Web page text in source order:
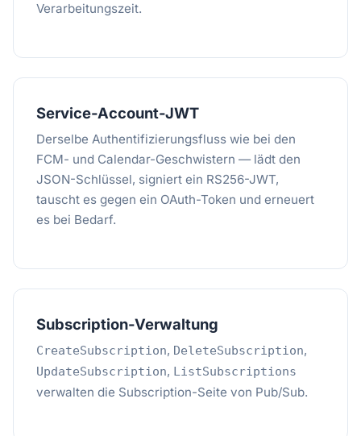
Verarbeitungszeit.
Service-Account-JWT
Derselbe Authentifizierungsfluss wie bei den
FCM- und Calendar-Geschwistern — lädt den
JSON-Schlüssel, signiert ein RS256-JWT,
tauscht es gegen ein OAuth-Token und erneuert
es bei Bedarf.
Subscription-Verwaltung
CreateSubscription, DeleteSubscription,
UpdateSubscription, ListSubscriptions
verwalten die Subscription-Seite von Pub/Sub.